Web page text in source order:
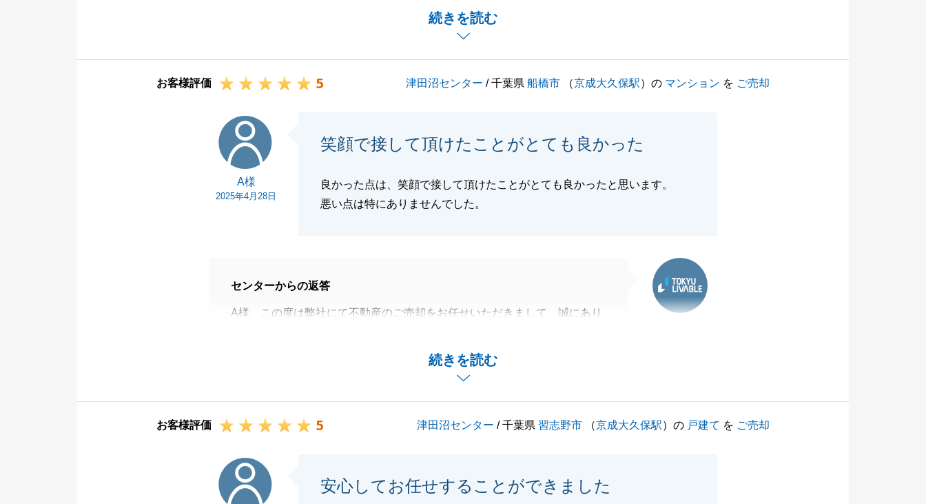
続きを読む
別のお客様からのご紹介による取引でしたが、本当にご縁を感じられた取引
けくださいませ。
閉じる
お客様評価 5 津田沼センター / 千葉県船橋市 （京成大久保駅）の マンション を ご売却
A様
2025年4月28日
笑顔で接して頂けたことがとても良かった
良かった点は、笑顔で接して頂けたことがとても良かったと思います。
悪い点は特にありませんでした。
続きを読む
センターからの返答
A様、この度は弊社にて不動産のご売却をお任せいただきまして、誠にあり
また大変貴重なご意見をいただきまして、誠にありがとうございます。
今回のお取引はご契約からご決済までお日にちが空いてしまいましたが、こ
今後とも何かお困りのことなどございましたら、いつでもお気軽にお申しつ
お客様評価 5 津田沼センター / 千葉県 習志野市 （京成大久保駅）の 戸建て を ご売却
安心してお任せすることができました